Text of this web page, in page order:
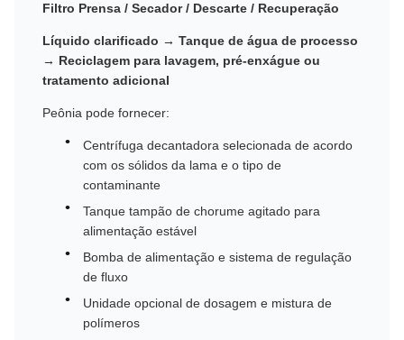
Filtro Prensa / Secador / Descarte / Recuperação
Líquido clarificado → Tanque de água de processo
→ Reciclagem para lavagem, pré-enxágue ou
tratamento adicional
Peônia pode fornecer:
Centrífuga decantadora selecionada de acordo
com os sólidos da lama e o tipo de
contaminante
Tanque tampão de chorume agitado para
alimentação estável
Bomba de alimentação e sistema de regulação
de fluxo
Unidade opcional de dosagem e mistura de
polímeros